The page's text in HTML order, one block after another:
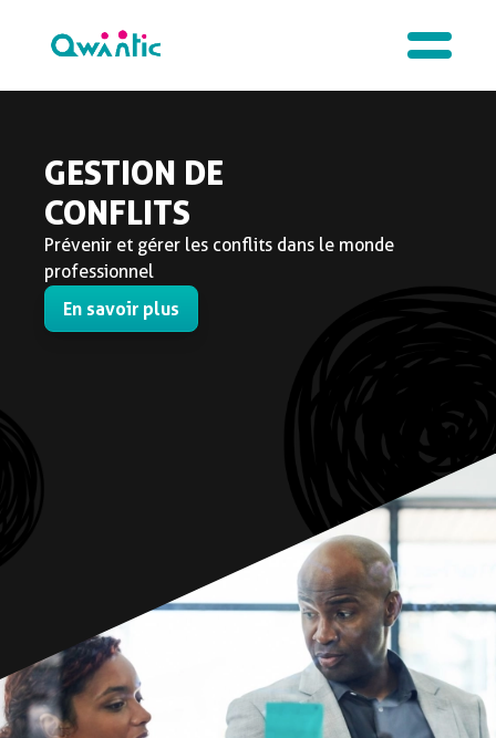
GESTION DE
CONFLITS
Prévenir et gérer les conflits dans le monde
professionnel
En savoir plus